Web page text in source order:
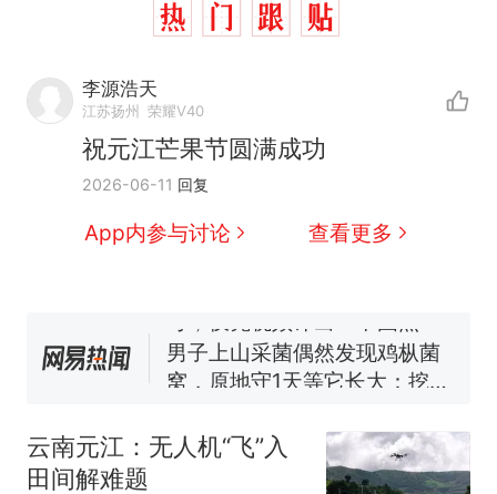
李源浩天
江苏扬州 荣耀V40
祝元江芒果节圆满成功
2026-06-11 回复
App内参与讨论 查看更多
热
那个在床头放菜刀的女孩，
因老师一句“跟我回家”改写了
人生
新 制裁瓜子饺子，美国怕什
协会回应
男子上山采菌偶然发现鸡枞菌
窝，原地守1天等它长大：挖了
回大海 目击者直呼震惊 （视频
来源：参考消息）
笔试第一被第二名传话劝弃考
云南元江：无人机“飞”入
田间解难题